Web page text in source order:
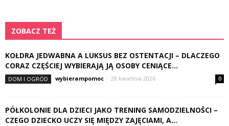
ZOBACZ TEŻ
KOŁDRA JEDWABNA A LUKSUS BEZ OSTENTACJI – DLACZEGO
CORAZ CZĘŚCIEJ WYBIERAJĄ JĄ OSOBY CENIĄCE...
DOM I OGRÓD wybierampomoc - 28 kwietnia 2026 0
PÓŁKOLONIE DLA DZIECI JAKO TRENING SAMODZIELNOŚCI –
CZEGO DZIECKO UCZY SIĘ MIĘDZY ZAJĘCIAMI, A...